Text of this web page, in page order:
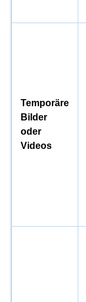
Temporäre
Bilder
oder
Videos